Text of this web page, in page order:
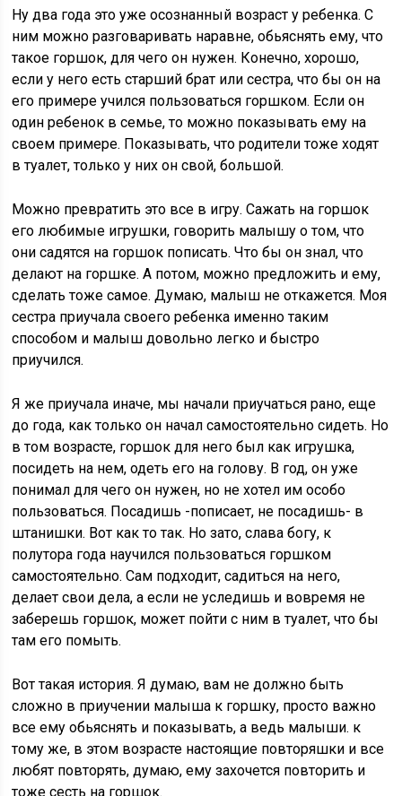
Ну два года это уже осознанный возраст у ребенка. С
ним можно разговаривать наравне, обьяснять ему, что
такое горшок, для чего он нужен. Конечно, хорошо,
если у него есть старший брат или сестра, что бы он на
его примере учился пользоваться горшком. Если он
один ребенок в семье, то можно показывать ему на
своем примере. Показывать, что родители тоже ходят
в туалет, только у них он свой, большой.
Можно превратить это все в игру. Сажать на горшок
его любимые игрушки, говорить малышу о том, что
они садятся на горшок пописать. Что бы он знал, что
делают на горшке. А потом, можно предложить и ему,
сделать тоже самое. Думаю, малыш не откажется. Моя
сестра приучала своего ребенка именно таким
способом и малыш довольно легко и быстро
приучился.
Я же приучала иначе, мы начали приучаться рано, еще
до года, как только он начал самостоятельно сидеть. Но
в том возрасте, горшок для него был как игрушка,
посидеть на нем, одеть его на голову. В год, он уже
понимал для чего он нужен, но не хотел им особо
пользоваться. Посадишь -пописает, не посадишь- в
штанишки. Вот как то так. Но зато, слава богу, к
полутора года научился пользоваться горшком
самостоятельно. Сам подходит, садиться на него,
делает свои дела, а если не уследишь и вовремя не
заберешь горшок, может пойти с ним в туалет, что бы
там его помыть.
Вот такая история. Я думаю, вам не должно быть
сложно в приучении малыша к горшку, просто важно
все ему обьяснять и показывать, а ведь малыши. к
тому же, в этом возрасте настоящие повторяшки и все
любят повторять, думаю, ему захочется повторить и
тоже сесть на горшок.